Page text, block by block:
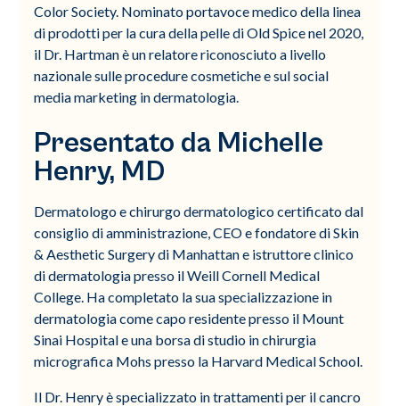
Color Society. Nominato portavoce medico della linea
di prodotti per la cura della pelle di Old Spice nel 2020,
il Dr. Hartman è un relatore riconosciuto a livello
nazionale sulle procedure cosmetiche e sul social
media marketing in dermatologia.
Presentato da Michelle
Henry, MD
Dermatologo e chirurgo dermatologico certificato dal
consiglio di amministrazione, CEO e fondatore di Skin
& Aesthetic Surgery di Manhattan e istruttore clinico
di dermatologia presso il Weill Cornell Medical
College. Ha completato la sua specializzazione in
dermatologia come capo residente presso il Mount
Sinai Hospital e una borsa di studio in chirurgia
micrografica Mohs presso la Harvard Medical School.
Il Dr. Henry è specializzato in trattamenti per il cancro